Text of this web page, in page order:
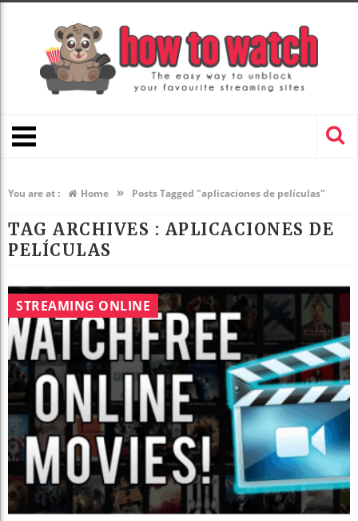
You are at : Home » Posts Tagged "aplicaciones de películas"
TAG ARCHIVES : APLICACIONES DE
PELÍCULAS
STREAMING ONLINE